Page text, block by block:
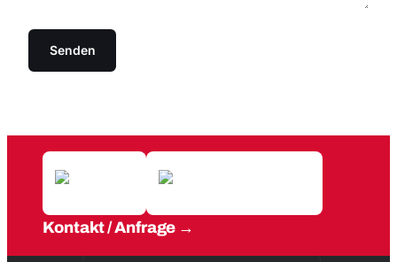
Senden
Kontakt / Anfrage